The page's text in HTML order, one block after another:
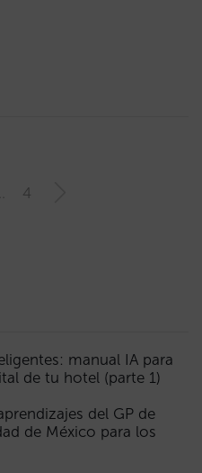
4
manual IA para
de tu hotel (parte 1)
del GP de
de México para los